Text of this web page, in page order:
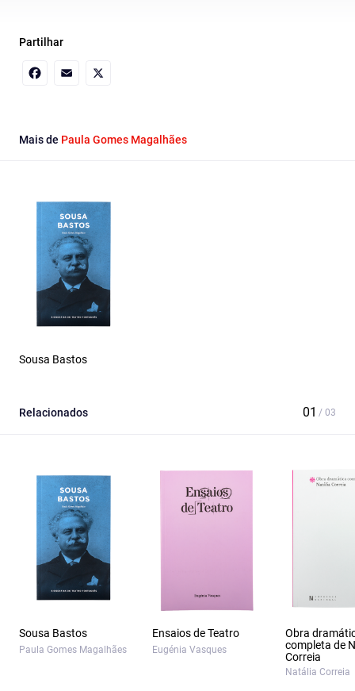
Partilhar
Mais de Paula Gomes Magalhães
Sousa Bastos
Relacionados
Sousa Bastos
Paula Gomes Magalhães
Ensaios de Teatro
Eugénia Vasques
Obra
completa de
Correia
Natália Correia